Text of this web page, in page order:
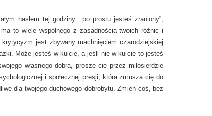
hasłem tej godziny: „po prostu jesteś zraniony”,
to wiele wspólnego z zasadnością twoich różnic i
jest zbywany machnięciem czarodziejskiej
Może jesteś w kulcie, a jeśli nie w kulcie to jesteś
własnego dobra, proszę cię przez miłosierdzie
i społecznej presji, która zmusza cię do
dla twojego duchowego dobrobytu. Zmień coś, bez